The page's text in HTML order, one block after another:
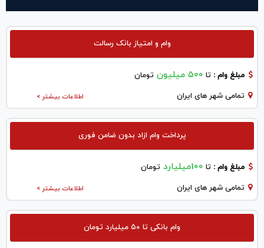
وام و امتیاز بانک رسالت
مبلغ وام : تا ۵۰۰ میلیون تومان
اطلاعات بیشتر > تمامی شهر های ایران
پرداخت وام ازاد بدون ضامن فوری
مبلغ وام : تا 100میلیارد تومان
اطلاعات بیشتر > تمامی شهر های ایران
وام بانکی تا ۵۰ میلیارد تومان